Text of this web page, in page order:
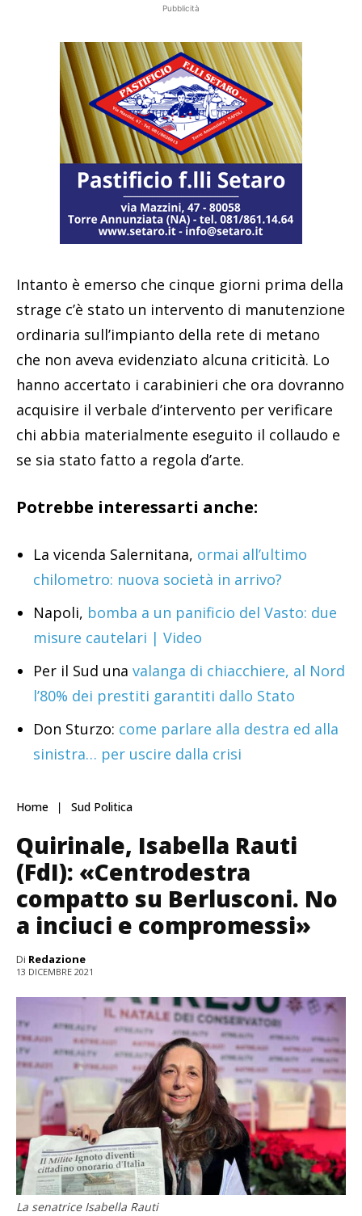
Pubblicità
Intanto è emerso che cinque giorni prima della
strage c’è stato un intervento di manutenzione
ordinaria sull’impianto della rete di metano
che non aveva evidenziato alcuna criticità. Lo
hanno accertato i carabinieri che ora dovranno
acquisire il verbale d’intervento per verificare
chi abbia materialmente eseguito il collaudo e
se sia stato fatto a regola d’arte.
Potrebbe interessarti anche:
La vicenda Salernitana, ormai all’ultimo
chilometro: nuova società in arrivo?
Napoli, bomba a un panificio del Vasto: due
misure cautelari | Video
Per il Sud una valanga di chiacchiere, al Nord
l’80% dei prestiti garantiti dallo Stato
Don Sturzo: come parlare alla destra ed alla
sinistra… per uscire dalla crisi
Home Sud Politica
Quirinale, Isabella Rauti
(FdI): «Centrodestra
compatto su Berlusconi. No
a inciuci e compromessi»
Di Redazione
13 DICEMBRE 2021
La senatrice Isabella Rauti